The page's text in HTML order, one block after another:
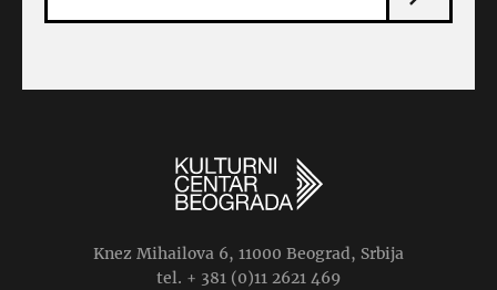
Knez Mihailova 6, 11000 Beograd, Srbija
tel. + 381 (0)11 2621 469